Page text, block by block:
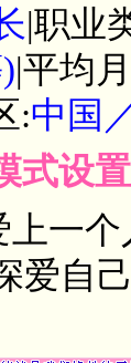
|职业
|平均
:中国
式设
一
爱自